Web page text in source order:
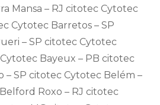
Mansa – RJ citotec Cytotec
Cytotec Barretos – SP
– SP citotec Cytotec
Bayeux – PB citotec
– SP citotec Cytotec Belém –
Roxo – RJ citotec